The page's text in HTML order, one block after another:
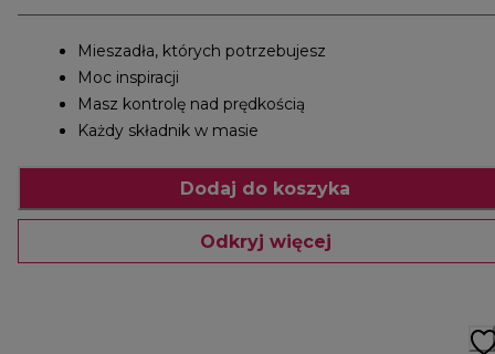
Mieszadła, których potrzebujesz
Moc inspiracji
Masz kontrolę nad prędkością
Każdy składnik w masie
Dodaj do koszyka
Odkryj więcej